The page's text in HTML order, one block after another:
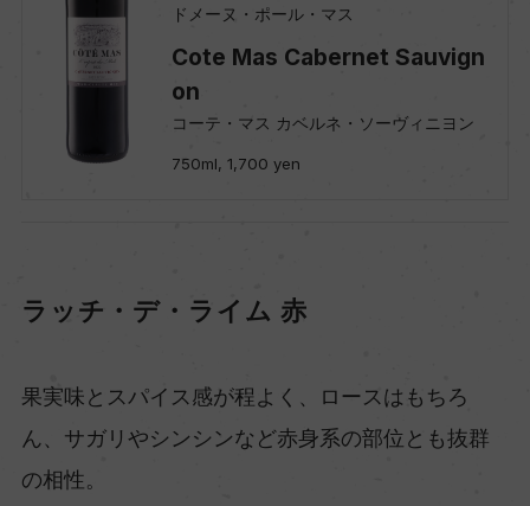
ドメーヌ・ポール・マス
Cote Mas Cabernet Sauvign
on
コーテ・マス カベルネ・ソーヴィニヨン
750ml, 1,700 yen
ラッチ・デ・ライム 赤
果実味とスパイス感が程よく、ロースはもちろ
ん、サガリやシンシンなど赤身系の部位とも抜群
の相性。